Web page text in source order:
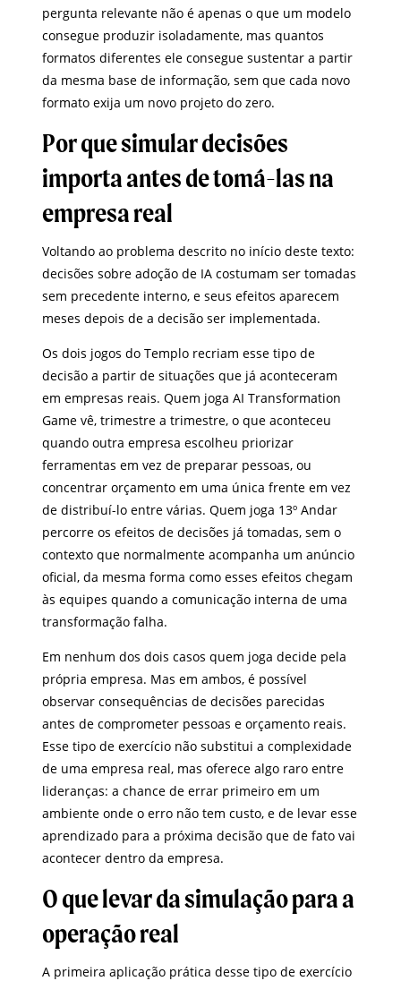
pergunta relevante não é apenas o que um modelo
consegue produzir isoladamente, mas quantos
formatos diferentes ele consegue sustentar a partir
da mesma base de informação, sem que cada novo
formato exija um novo projeto do zero.
Por que simular decisões
importa antes de tomá-las na
empresa real
Voltando ao problema descrito no início deste texto:
decisões sobre adoção de IA costumam ser tomadas
sem precedente interno, e seus efeitos aparecem
meses depois de a decisão ser implementada.
Os dois jogos do Templo recriam esse tipo de
decisão a partir de situações que já aconteceram
em empresas reais. Quem joga AI Transformation
Game vê, trimestre a trimestre, o que aconteceu
quando outra empresa escolheu priorizar
ferramentas em vez de preparar pessoas, ou
concentrar orçamento em uma única frente em vez
de distribuí-lo entre várias. Quem joga 13º Andar
percorre os efeitos de decisões já tomadas, sem o
contexto que normalmente acompanha um anúncio
oficial, da mesma forma como esses efeitos chegam
às equipes quando a comunicação interna de uma
transformação falha.
Em nenhum dos dois casos quem joga decide pela
própria empresa. Mas em ambos, é possível
observar consequências de decisões parecidas
antes de comprometer pessoas e orçamento reais.
Esse tipo de exercício não substitui a complexidade
de uma empresa real, mas oferece algo raro entre
lideranças: a chance de errar primeiro em um
ambiente onde o erro não tem custo, e de levar esse
aprendizado para a próxima decisão que de fato vai
acontecer dentro da empresa.
O que levar da simulação para a
operação real
A primeira aplicação prática desse tipo de exercício